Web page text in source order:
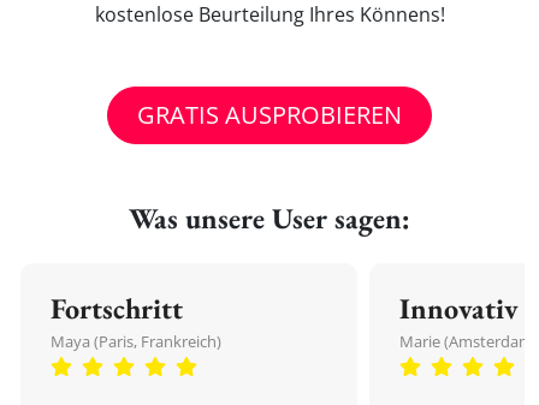
kostenlose Beurteilung Ihres Könnens!
GRATIS AUSPROBIEREN
Was unsere User sagen:
Fortschritt
Maya (Paris, Frankreich)
Innovativ
Marie